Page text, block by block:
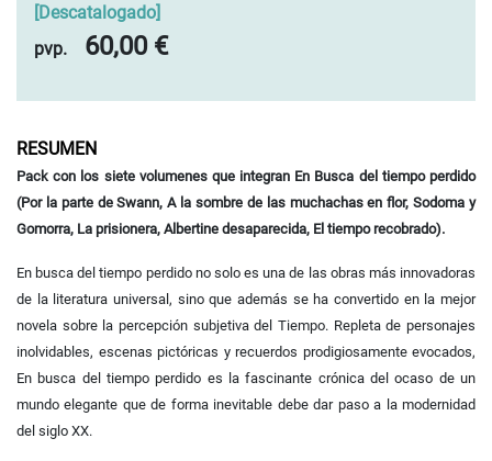
[Descatalogado]
pvp.
60,00 €
RESUMEN
Pack con los siete volumenes que integran En Busca del tiempo perdido
(Por la parte de Swann, A la sombre de las muchachas en flor, Sodoma y
Gomorra, La prisionera, Albertine desaparecida, El tiempo recobrado).
En busca del tiempo perdido no solo es una de las obras más innovadoras
de la literatura universal, sino que además se ha convertido en la mejor
novela sobre la percepción subjetiva del Tiempo. Repleta de personajes
inolvidables, escenas pictóricas y recuerdos prodigiosamente evocados,
En busca del tiempo perdido es la fascinante crónica del ocaso de un
mundo elegante que de forma inevitable debe dar paso a la modernidad
del siglo XX.